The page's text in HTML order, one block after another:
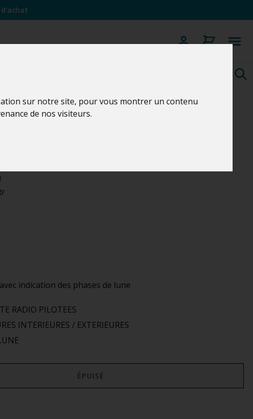
sur notre site, pour vous montrer un contenu
de nos visiteurs.
indication des phases de lune
RADIO PILOTEES
INTERIEURES / EXTERIEURES
ÉPUISÉ